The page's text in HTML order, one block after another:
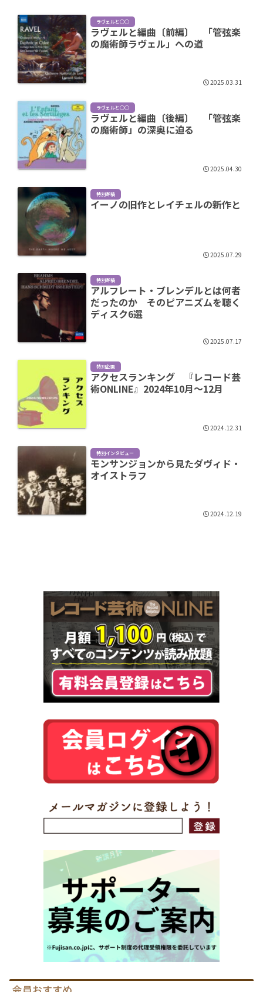
ラヴェルと○○
ラヴェルと編曲〔前編〕 「管弦楽
の魔術師ラヴェル」への道
2025.03.31
ラヴェルと○○
ラヴェルと編曲〔後編〕 「管弦楽
の魔術師」の深奥に迫る
2025.04.30
特別寄稿
イーノの旧作とレイチェルの新作と
2025.07.29
特別寄稿
アルフレート・ブレンデルとは何者
だったのか そのピアニズムを聴く
ディスク6選
2025.07.17
特別企画
アクセスランキング 『レコード芸
術ONLINE』2024年10月～12月
2024.12.31
特別インタビュー
モンサンジョンから見たダヴィド・
オイストラフ
2024.12.19